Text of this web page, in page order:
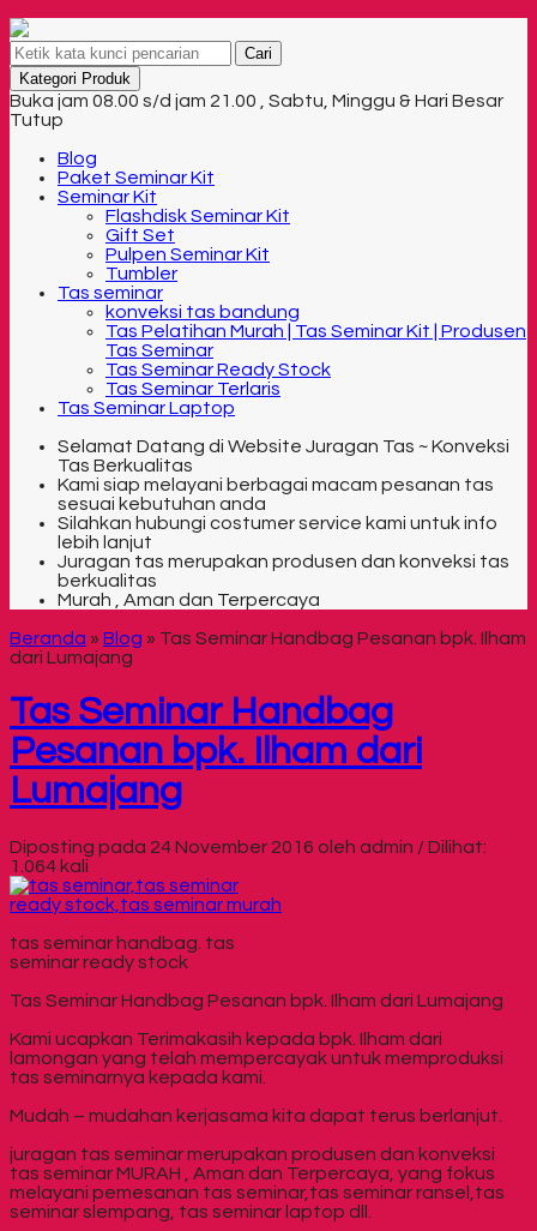
Cari
Kategori Produk
Buka jam 08.00 s/d jam 21.00 , Sabtu, Minggu & Hari Besar
Tutup
Blog
Paket Seminar Kit
Seminar Kit
Flashdisk Seminar Kit
Gift Set
Pulpen Seminar Kit
Tumbler
Tas seminar
konveksi tas bandung
Tas Pelatihan Murah | Tas Seminar Kit | Produsen
Tas Seminar
Tas Seminar Ready Stock
Tas Seminar Terlaris
Tas Seminar Laptop
Selamat Datang di Website Juragan Tas ~ Konveksi
Tas Berkualitas
Kami siap melayani berbagai macam pesanan tas
sesuai kebutuhan anda
Silahkan hubungi costumer service kami untuk info
lebih lanjut
Juragan tas merupakan produsen dan konveksi tas
berkualitas
Murah , Aman dan Terpercaya
Beranda » Blog » Tas Seminar Handbag Pesanan bpk. Ilham
dari Lumajang
Tas Seminar Handbag
Pesanan bpk. Ilham dari
Lumajang
Diposting pada 24 November 2016 oleh admin / Dilihat:
1.064 kali
tas seminar handbag. tas
seminar ready stock
Tas Seminar Handbag Pesanan bpk. Ilham dari Lumajang
Kami ucapkan Terimakasih kepada bpk. Ilham dari
lamongan yang telah mempercayak untuk memproduksi
tas seminarnya kepada kami.
Mudah – mudahan kerjasama kita dapat terus berlanjut.
juragan tas seminar merupakan produsen dan konveksi
tas seminar MURAH , Aman dan Terpercaya, yang fokus
melayani pemesanan tas seminar,tas seminar ransel,tas
seminar slempang, tas seminar laptop dll.